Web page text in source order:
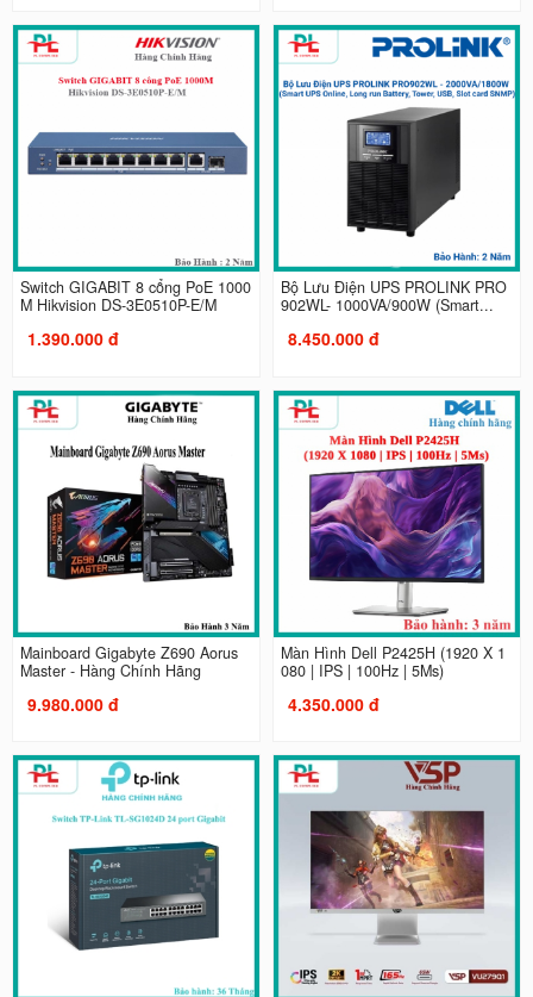
Switch GIGABIT 8 cổng PoE 1000
M Hikvision DS-3E0510P-E/M
1.390.000 đ
Bộ Lưu Điện UPS PROLINK PRO
902WL- 1000VA/900W (Smart...
8.450.000 đ
Mainboard Gigabyte Z690 Aorus
Master - Hàng Chính Hãng
9.980.000 đ
Màn Hình Dell P2425H (1920 X 1
080 | IPS | 100Hz | 5Ms)
4.350.000 đ